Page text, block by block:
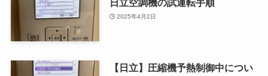
2025年4月2日
【日立】圧縮機予熱制御中につい